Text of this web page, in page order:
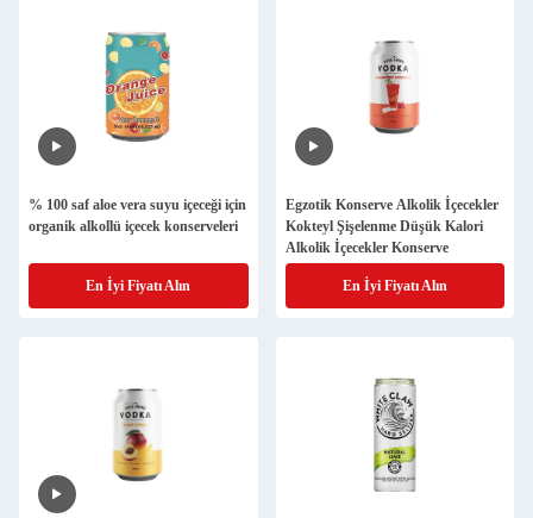
% 100 saf aloe vera suyu içeceği için
organik alkollü içecek konserveleri
En İyi Fiyatı Alın
Egzotik Konserve Alkolik İçecekler
Kokteyl Şişelenme Düşük Kalori
Alkolik İçecekler Konserve
En İyi Fiyatı Alın